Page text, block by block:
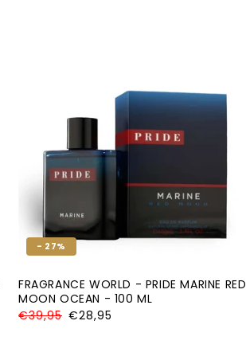
- 27%
FRAGRANCE WORLD - PRIDE MARINE RED
MOON OCEAN - 100 ML
Normale
€39,95 Aanbiedingsprijs
€28,95